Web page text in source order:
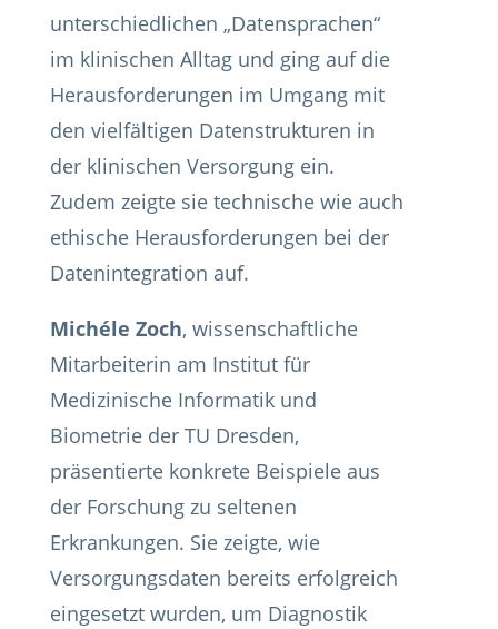
unterschiedlichen „Datensprachen“
im klinischen Alltag und ging auf die
Herausforderungen im Umgang mit
den vielfältigen Datenstrukturen in
der klinischen Versorgung ein.
Zudem zeigte sie technische wie auch
ethische Herausforderungen bei der
Datenintegration auf.
Michéle Zoch, wissenschaftliche
Mitarbeiterin am Institut für
Medizinische Informatik und
Biometrie der TU Dresden,
präsentierte konkrete Beispiele aus
der Forschung zu seltenen
Erkrankungen. Sie zeigte, wie
Versorgungsdaten bereits erfolgreich
eingesetzt wurden, um Diagnostik